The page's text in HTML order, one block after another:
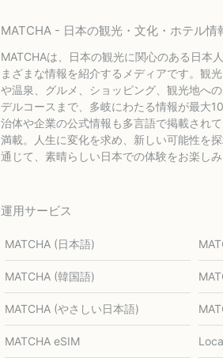
MATCHA - 日本の観光・文化・ホテル情
MATCHAは、日本の観光に関心のある日本
まざまな情報を紹介するメディアです。観
や温泉、グルメ、ショッピング、観光地へ
デルコースまで、多岐にわたる情報が最大
治体や企業の公式情報も多言語で掲載され
満載。人生に変化を求め、新しい可能性を
通じて、素晴らしい日本での体験をお楽しみ
運用サービス
MATCHA (日本語)
MATCHA (韓国語)
MATCHA (やさしい日本語)
MATCHA eSIM